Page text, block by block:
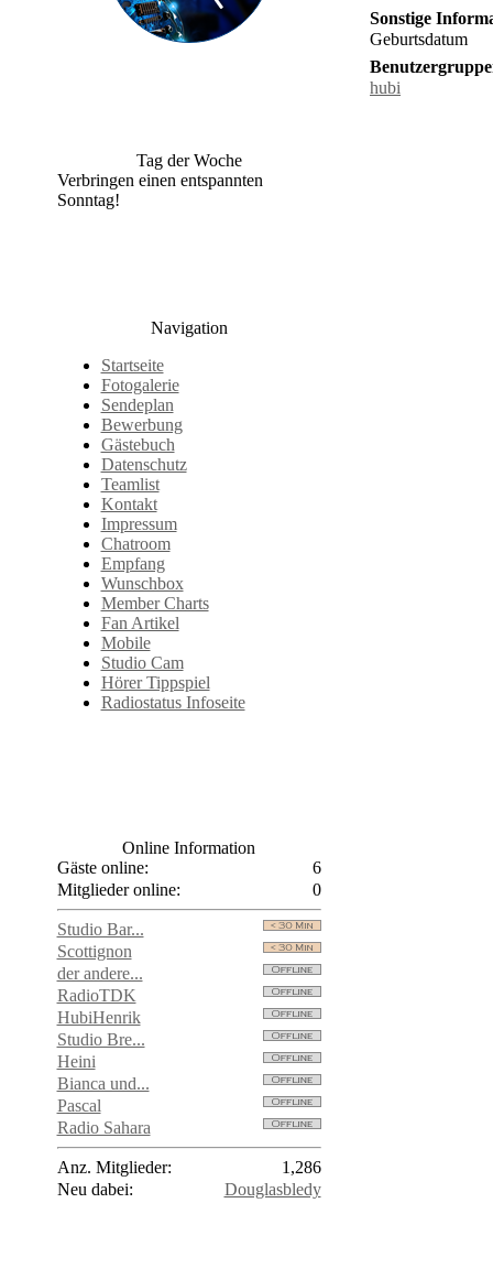
Tag der Woche
Verbringen einen entspannten
Sonntag!
Navigation
Startseite
Fotogalerie
Sendeplan
Bewerbung
Gästebuch
Datenschutz
Teamlist
Kontakt
Impressum
Chatroom
Empfang
Wunschbox
Member Charts
Fan Artikel
Mobile
Studio Cam
Hörer Tippspiel
Radiostatus Infoseite
Online Information
Gäste online:
6
Mitglieder online:
0
Studio Bar...
Scottignon
der andere...
RadioTDK
HubiHenrik
Studio Bre...
Heini
Bianca und...
Pascal
Radio Sahara
Anz. Mitglieder:
1,286
Neu dabei:
Douglasbledy
Sonstige
Geburtsdatum
hubi